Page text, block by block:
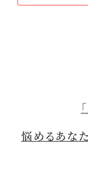
悩めるあな